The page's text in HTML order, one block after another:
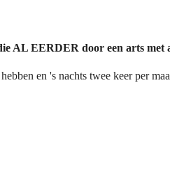
AL EERDER door een arts met
en 's nachts twee keer per